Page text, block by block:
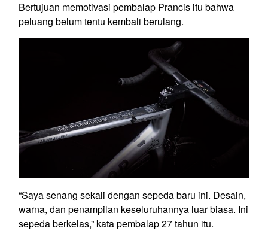
Bertujuan memotivasi pembalap Prancis itu bahwa
peluang belum tentu kembali berulang.
“Saya senang sekali dengan sepeda baru ini. Desain,
warna, dan penampilan keseluruhannya luar biasa. Ini
sepeda berkelas,” kata pembalap 27 tahun itu.